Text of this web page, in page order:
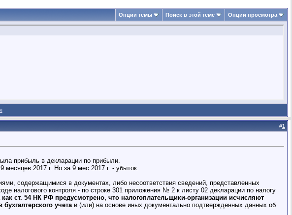
Опции темы Поиск в этой теме Опции просмотра
#1
прибыль в декларации по прибыли.
месяцев 2017 г. Но за 9 мес 2017 г. - убыток.
содержащимися в документах, либо несоответствия сведений, представленных
налогового контроля - по строке 301 приложения № 2 к листу 02 декларации по налогу
как ст. 54 НК РФ предусмотрено, что налогоплательщики-организации исчисляют
учетаи (или) на основе иных документально подтвержденных данных об